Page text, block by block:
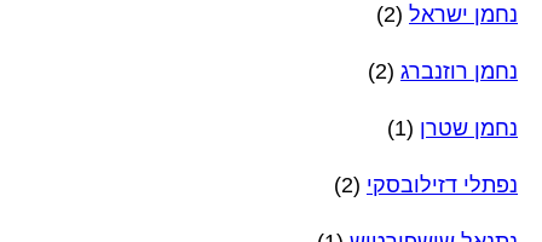
נחמן ישראל (2)
נחמן רוזנברג (2)
נחמן שטרן (1)
נפתלי דזילובסקי (2)